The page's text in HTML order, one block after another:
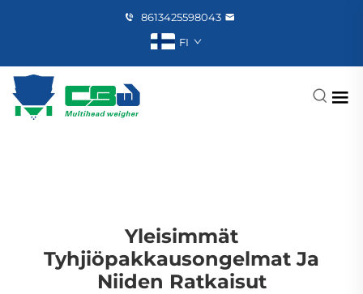
8613425598043
FI
Yleisimmät
Tyhjiöpakkausongelmat Ja
Niiden Ratkaisut